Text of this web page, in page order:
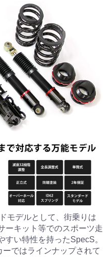
モデルとして、街乗りは
ーキット等でのスポーツ走
い特性を持ったSpecS。
ではラインナップされて